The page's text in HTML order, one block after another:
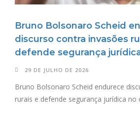
Bruno Bolsonaro Scheid
discurso contra invasões
defende segurança
29 DE JULHO DE 2026
Bruno Bolsonaro Scheid endurece
rurais e defende segurança jurídica no